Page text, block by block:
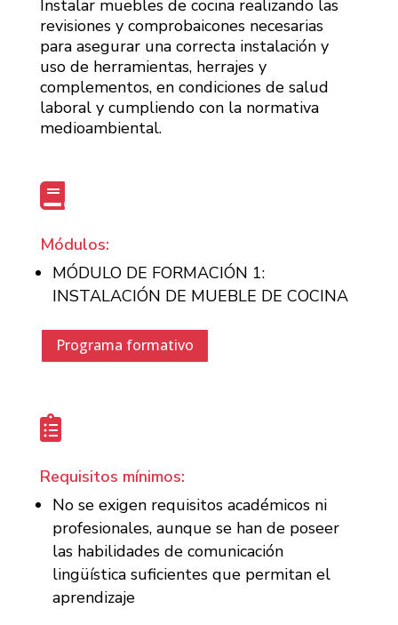
Instalar muebles de cocina realizando las
revisiones y comprobaicones necesarias
para asegurar una correcta instalación y
uso de herramientas, herrajes y
complementos, en condiciones de salud
laboral y cumpliendo con la normativa
medioambiental.

Módulos:
MÓDULO DE FORMACIÓN 1:
INSTALACIÓN DE MUEBLE DE COCINA
Programa formativo

Requisitos mínimos:
No se exigen requisitos académicos ni
profesionales, aunque se han de poseer
las habilidades de comunicación
lingüística suficientes que permitan el
aprendizaje